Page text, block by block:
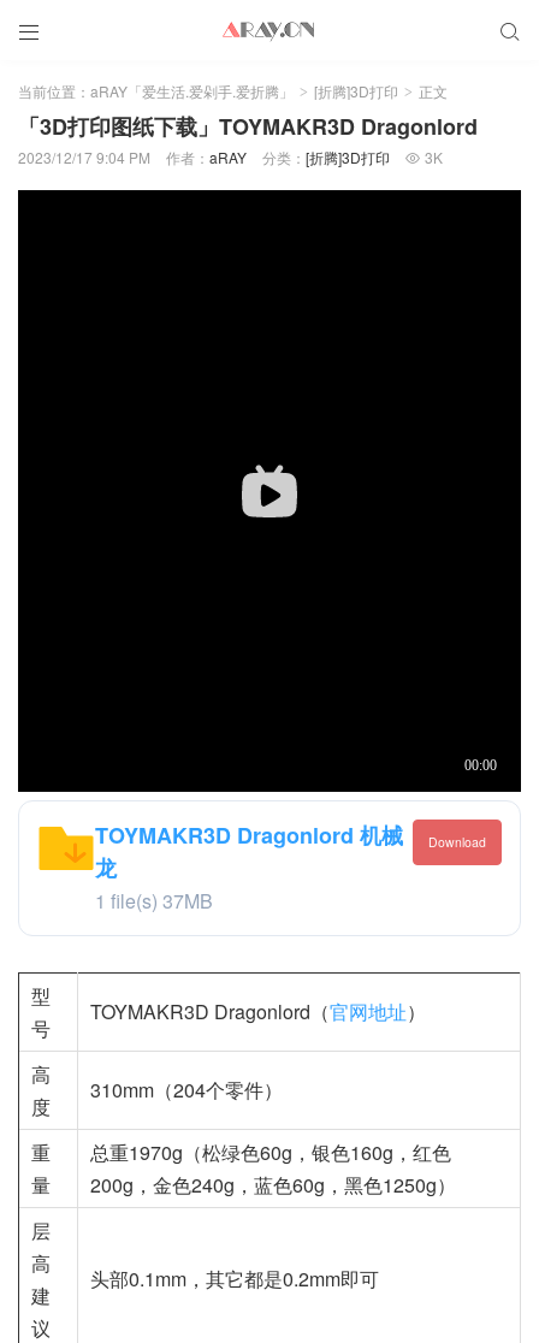
 
当前位置： aRAY「爱生活.爱剁手.爱折腾」 > [折腾]3D打印 > 正文
「3D打印图纸下载」TOYMAKR3D Dragonlord
2023/12/17 9:04 PM 作者： aRAY 分类： [折腾]3D打印  3K
TOYMAKR3D Dragonlord 机械
龙
1 file(s) 37MB
Download
型
号
TOYMAKR3D Dragonlord（官网地址）
高
度
310mm（204个零件）
重
量
总重1970g（松绿色60g，银色160g，红色
200g，金色240g，蓝色60g，黑色1250g）
层
高
建
议
头部0.1mm，其它都是0.2mm即可